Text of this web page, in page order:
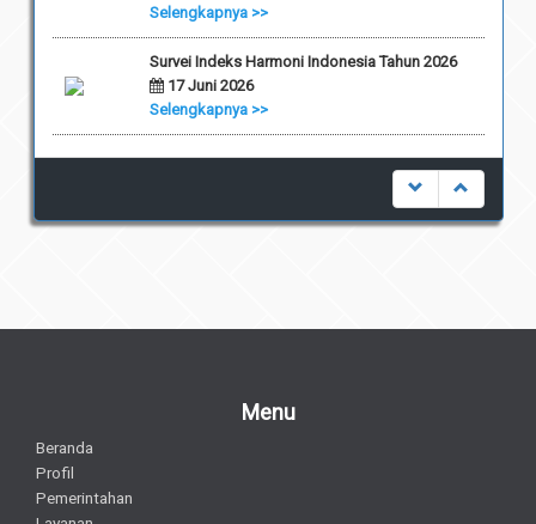
Selengkapnya >>
Survei Indeks Harmoni Indonesia Tahun 2026
17 Juni 2026
Selengkapnya >>
Menu
Beranda
Profil
Pemerintahan